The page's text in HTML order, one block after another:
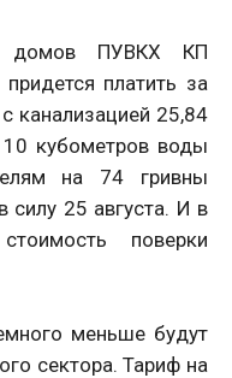
домов ПУВКХ КП
платить за
канализацией 25,84
10 кубометров воды
на 74 гривны
силу 25 августа. И в
поверки
меньше будут
сектора. Тариф на